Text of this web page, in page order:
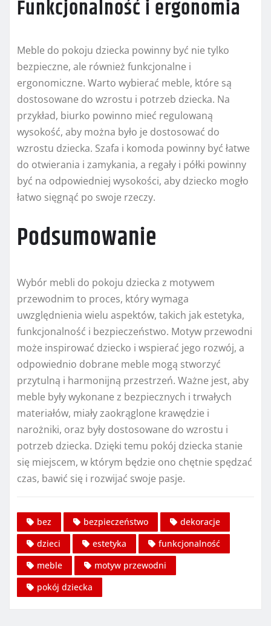
Funkcjonalność i ergonomia
Meble do pokoju dziecka powinny być nie tylko
bezpieczne, ale również funkcjonalne i
ergonomiczne. Warto wybierać meble, które są
dostosowane do wzrostu i potrzeb dziecka. Na
przykład, biurko powinno mieć regulowaną
wysokość, aby można było je dostosować do
wzrostu dziecka. Szafa i komoda powinny być łatwe
do otwierania i zamykania, a regały i półki powinny
być na odpowiedniej wysokości, aby dziecko mogło
łatwo sięgnąć po swoje rzeczy.
Podsumowanie
Wybór mebli do pokoju dziecka z motywem
przewodnim to proces, który wymaga
uwzględnienia wielu aspektów, takich jak estetyka,
funkcjonalność i bezpieczeństwo. Motyw przewodni
może inspirować dziecko i wspierać jego rozwój, a
odpowiednio dobrane meble mogą stworzyć
przytulną i harmonijną przestrzeń. Ważne jest, aby
meble były wykonane z bezpiecznych i trwałych
materiałów, miały zaokrąglone krawędzie i
narożniki, oraz były dostosowane do wzrostu i
potrzeb dziecka. Dzięki temu pokój dziecka stanie
się miejscem, w którym będzie ono chętnie spędzać
czas, bawić się i rozwijać swoje pasje.
bez bezpieczeństwo
dekoracje
dzieci
estetyka
funkcjonalność
meble
motyw przewodni
pokój dziecka